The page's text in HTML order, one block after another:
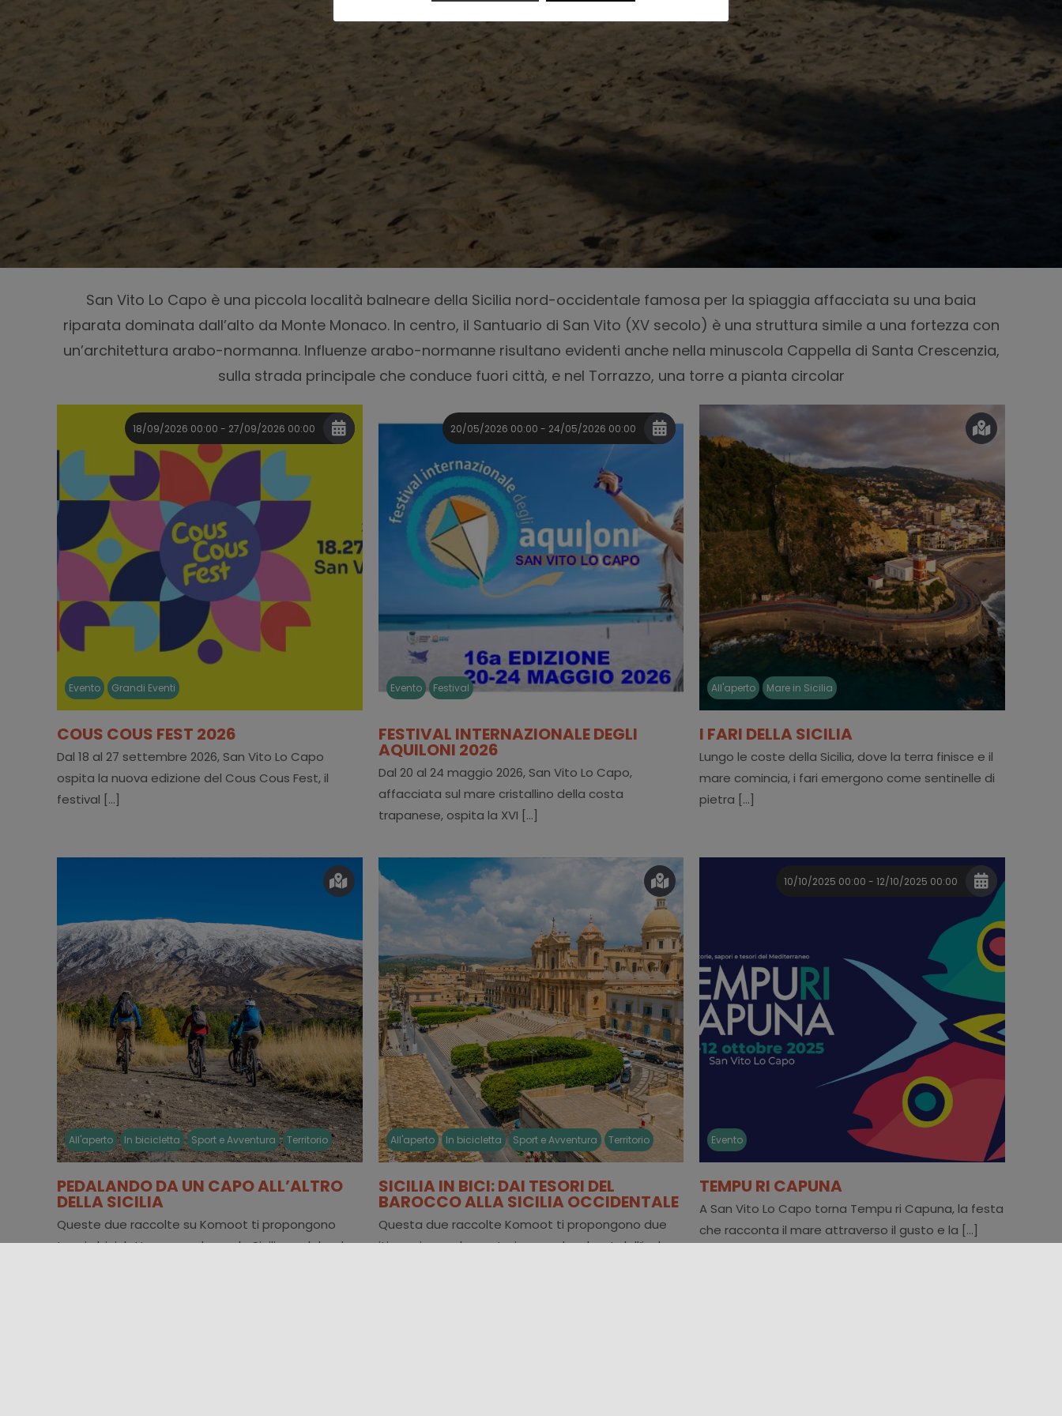
San Vito Lo Capo è una piccola località balneare della Sicilia nord-occidentale famosa per la spiaggia affacciata su una baia
riparata dominata dall’alto da Monte Monaco. In centro, il Santuario di San Vito (XV secolo) è una struttura simile a una fortezza con
un’architettura arabo-normanna. Influenze arabo-normanne risultano evidenti anche nella minuscola Cappella di Santa Crescenzia,
sulla strada principale che conduce fuori città, e nel Torrazzo, una torre a pianta circolar
18/09/2026 00:00 - 27/09/2026 00:00
Evento Grandi Eventi
COUS COUS FEST 2026
Dal 18 al 27 settembre 2026, San Vito Lo Capo
ospita la nuova edizione del Cous Cous Fest, il
festival [...]
20/05/2026 00:00 - 24/05/2026 00:00
Evento Festival
FESTIVAL INTERNAZIONALE DEGLI
AQUILONI 2026
Dal 20 al 24 maggio 2026, San Vito Lo Capo,
affacciata sul mare cristallino della costa
trapanese, ospita la XVI [...]
All'aperto Mare in Sicilia
I FARI DELLA SICILIA
Lungo le coste della Sicilia, dove la terra finisce e il
mare comincia, i fari emergono come sentinelle di
pietra [...]
All'aperto In bicicletta Sport e Avventura Territorio
PEDALANDO DA UN CAPO ALL’ALTRO
DELLA SICILIA
Queste due raccolte su Komoot ti propongono
tour in bicicletta per esplorare la Sicilia pedalando,
All'aperto In bicicletta Sport e Avventura Territorio
SICILIA IN BICI: DAI TESORI DEL
BAROCCO ALLA SICILIA OCCIDENTALE
Questa due raccolte Komoot ti propongono due
itinerari complementari: uno nel sud-est dell’isola,
10/10/2025 00:00 - 12/10/2025 00:00
Evento
TEMPU RI CAPUNA
A San Vito Lo Capo torna Tempu ri Capuna, la festa
che racconta il mare attraverso il gusto e la [...]